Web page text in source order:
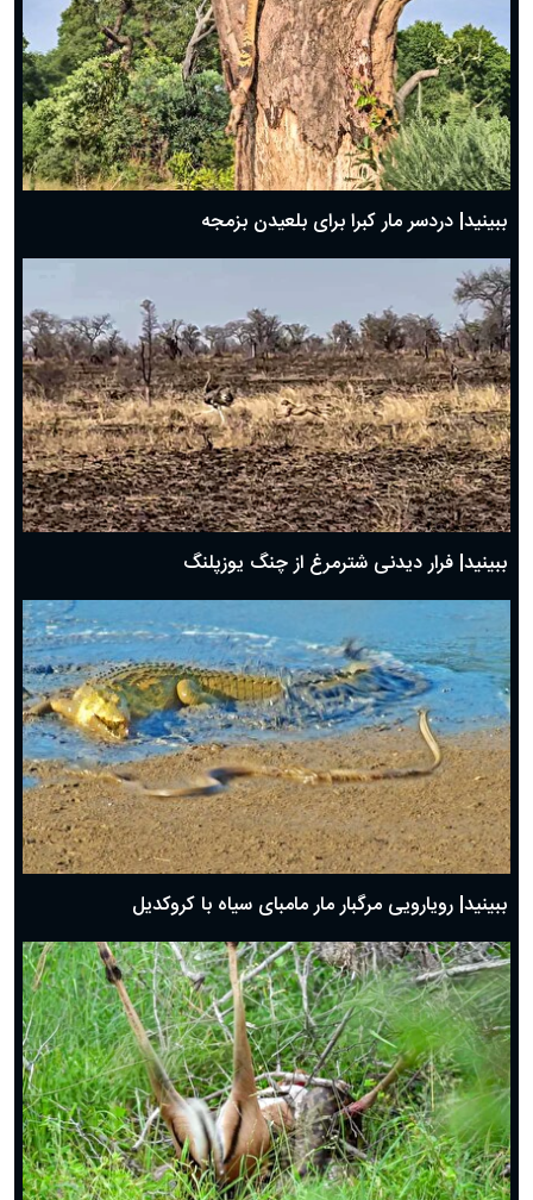
ببینید| دردسر مار کبرا برای بلعیدن بزمجه
ببینید| فرار دیدنی شترمرغ از چنگ یوزپلنگ
ببینید| رویارویی مرگبار مار مامبای سیاه با کروکدیل